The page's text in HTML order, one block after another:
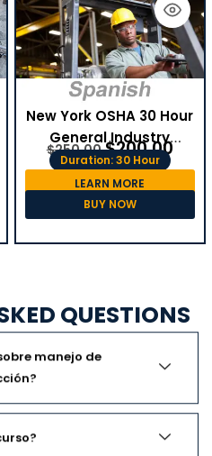
New York OSHA 30 Hour
General Industry
(Spanish)
$250.00 $200.00
Duration: 30 Hour
LEARN MORE
BUY NOW
QUESTIONS
manejo de